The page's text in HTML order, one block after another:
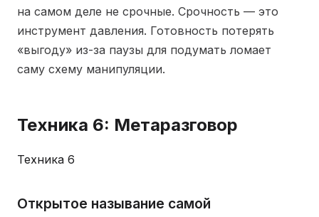
на самом деле не срочные. Срочность — это
инструмент давления. Готовность потерять
«выгоду» из-за паузы для подумать ломает
саму схему манипуляции.
Техника 6: Метаразговор
Техника 6
Открытое называние самой